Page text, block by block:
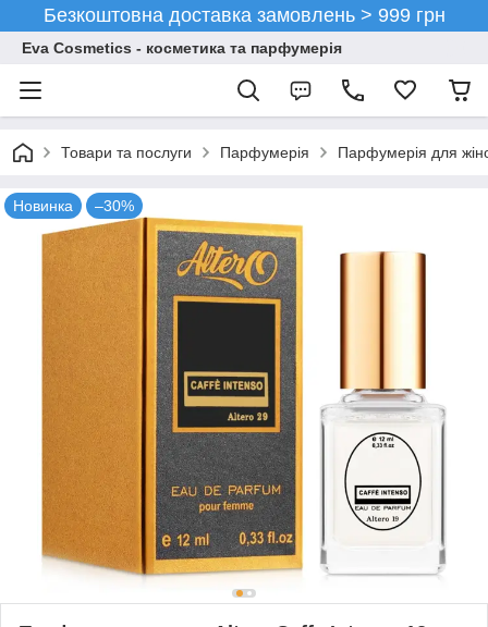
Безкоштовна доставка замовлень > 999 грн
Eva Cosmetics - косметика та парфумерія
Товари та послуги Парфумерія Парфумерія для
Новинка –30%